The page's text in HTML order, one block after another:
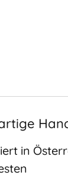
in